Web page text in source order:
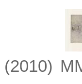
(2010)